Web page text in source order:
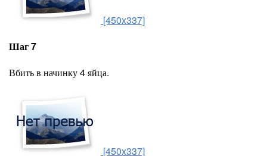
[450x337]
Шаг 7
Вбить в начинку 4 яйца.
[450x337]